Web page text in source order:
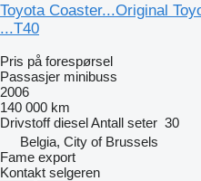
Toyota Coaster...Original
...T40
Pris på forespørsel
Passasjer minibuss
2006
140 000 km
Drivstoff dieselAntall seter 30
Belgia, City of Brussels
Fame export
Kontakt selgeren